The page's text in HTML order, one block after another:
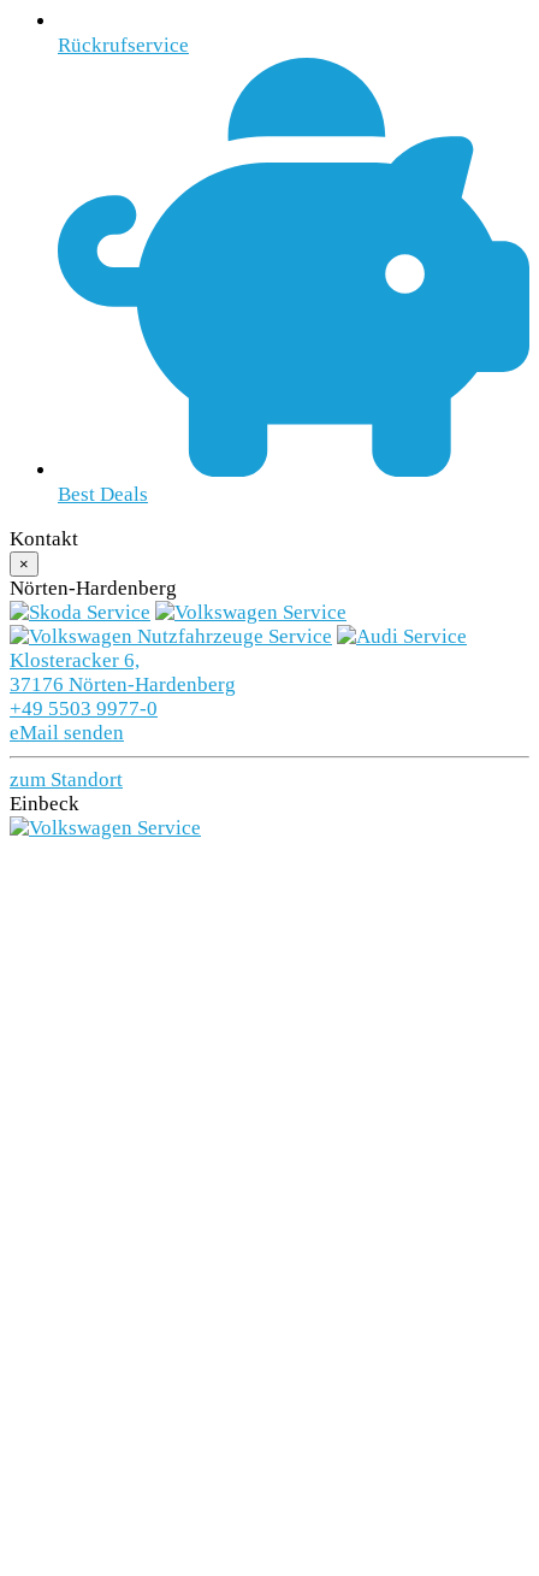
Rückrufservice
Best Deals
Kontakt
×
Nörten-Hardenberg
Klosteracker 6,
37176 Nörten-Hardenberg
+49 5503 9977-0
eMail senden
zum Standort
Einbeck